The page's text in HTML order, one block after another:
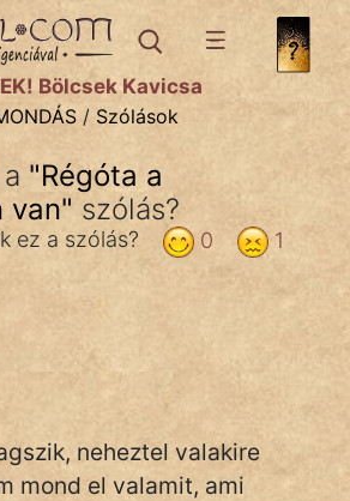
témák:
Bölcsek Kavicsa
/ Szólások
"Régóta a
van" szólás?
1
0
ez a szólás?
neheztel valakire
mond el valamit, ami